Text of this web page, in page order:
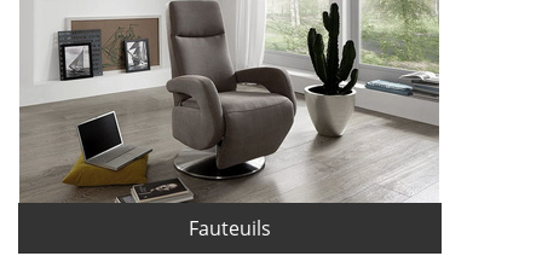
Fauteuils